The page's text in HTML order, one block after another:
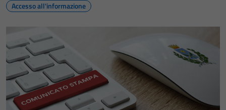
Accesso all'informazione